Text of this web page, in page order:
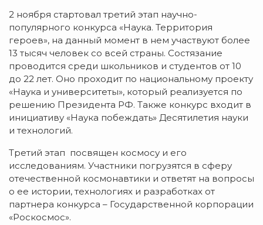
2 ноября стартовал третий этап научно-
популярного конкурса «Наука. Территория
героев», на данный момент в нем участвуют более
13 тысяч человек со всей страны. Состязание
проводится среди школьников и студентов от 10
до 22 лет. Оно проходит по национальному проекту
«Наука и университеты», который реализуется по
решению Президента РФ. Также конкурс входит в
инициативу «Наука побеждать» Десятилетия науки
и технологий.
Третий этап посвящен космосу и его
исследованиям. Участники погрузятся в сферу
отечественной космонавтики и ответят на вопросы
о ее истории, технологиях и разработках от
партнера конкурса – Государственной корпорации
«Роскосмос».